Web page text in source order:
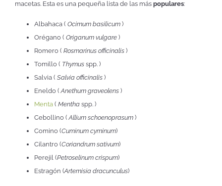
macetas. Esta es una pequeña lista de las más populares:
Albahaca ( Ocimum basilicum )
Orégano ( Origanum vulgare )
Romero ( Rosmarinus officinalis )
Tomillo ( Thymus spp. )
Salvia ( Salvia officinalis )
Eneldo (Anethum graveolens )
Menta ( Mentha spp. )
Cebollino (Allium schoenoprasum )
Comino (Cuminum cyminum)
Cilantro (Coriandrum sativum)
Perejil (Petroselinum crispum)
Estragón (Artemisia dracunculus)